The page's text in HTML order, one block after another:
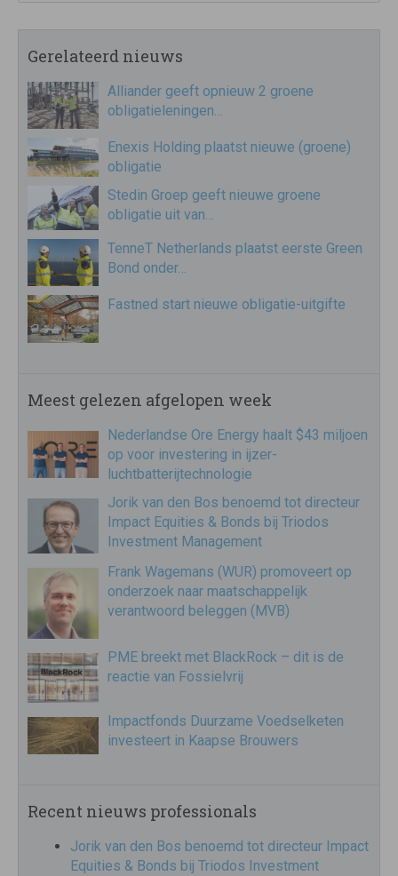
Gerelateerd nieuws
Alliander geeft opnieuw 2 groene
obligatieleningen…
Enexis Holding plaatst nieuwe (groene)
obligatie
Stedin Groep geeft nieuwe groene
obligatie uit van…
TenneT Netherlands plaatst eerste Green
Bond onder…
Fastned start nieuwe obligatie-uitgifte
Meest gelezen afgelopen week
Nederlandse Ore Energy haalt $43 miljoen
op voor investering in ijzer-
luchtbatterijtechnologie
Jorik van den Bos benoemd tot directeur
Impact Equities & Bonds bij Triodos
Investment Management
Frank Wagemans (WUR) promoveert op
onderzoek naar maatschappelijk
verantwoord beleggen (MVB)
PME breekt met BlackRock – dit is de
reactie van Fossielvrij
Impactfonds Duurzame Voedselketen
investeert in Kaapse Brouwers
Recent nieuws professionals
Jorik van den Bos benoemd tot directeur Impact
Equities & Bonds bij Triodos Investment